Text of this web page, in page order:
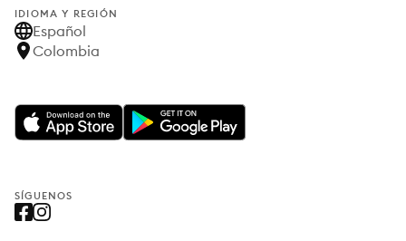
IDIOMA Y REGIÓN
Español
Colombia
SÍGUENOS